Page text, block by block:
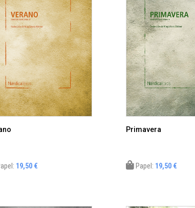
19,50 €
Primavera
Papel: 19,50 €